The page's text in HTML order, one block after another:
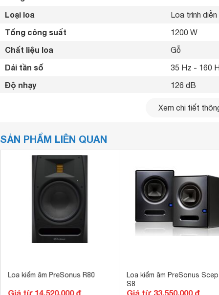
Loại loa Loa trình diễn
Tổng công suất 1200 W
Chất liệu loa Gỗ
Dải tần số 35 Hz - 160
Độ nhạy 126 dB
XLR
Tổng số loa bass
Xem chi tiết
SẢN PHẨM LIÊN QUAN
Loa kiểm âm PreSonus R80
Giá từ 14.520.000 đ
Loa kiểm âm PreSonus
S8
Giá từ 33.550.000 đ